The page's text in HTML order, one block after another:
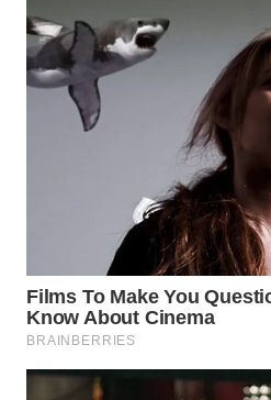
WN
LABUANBAJO
WN
BORNEO
NEWS
WAHANA